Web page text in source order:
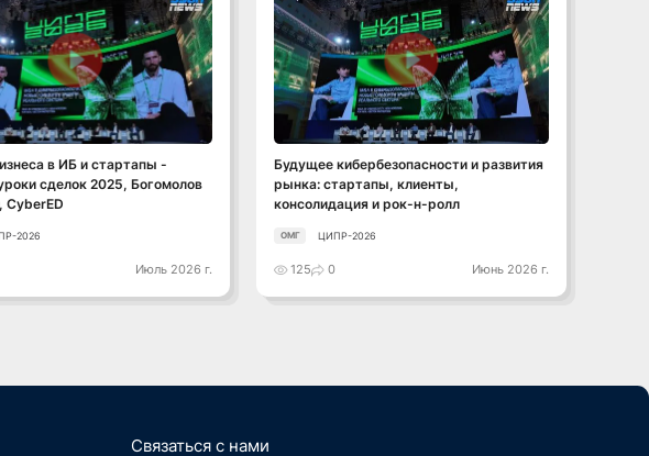
Смотреть видео
в ИБ и стартапы -
сделок 2025, Богомолов
CyberED
2026
Июль 2026 г.
Смотреть видео
Будущее кибербезопасности и развития
рынка: стартапы, клиенты,
консолидация и рок-н-ролл
ОМГ ЦИПР-2026
125 0 Июнь 2026 г.
Связаться с нами